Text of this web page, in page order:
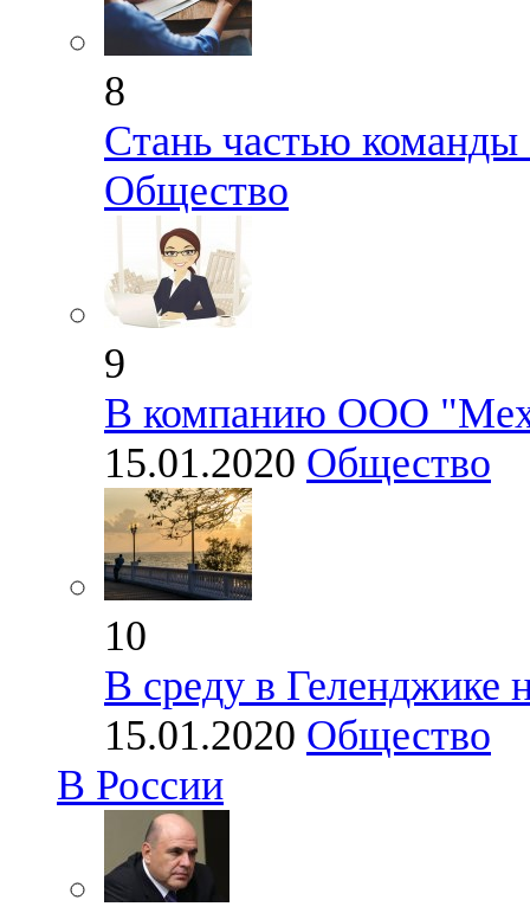
8
Стань частью
Общество
9
В компанию ООО
15.01.2020 Общество
10
В среду в Геленджике
15.01.2020 Общество
В России